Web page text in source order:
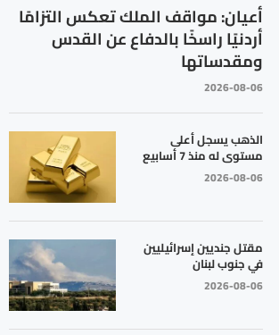
أعيان: مواقف الملك تعكس التزامًا
أردنيًا راسخًا بالدفاع عن القدس
ومقدساتها
2026-08-06
الذهب يسجل أعلى
مستوى له منذ 7 أسابيع
2026-08-06
مقتل جنديين إسرائيليين
في جنوب لبنان
2026-08-06